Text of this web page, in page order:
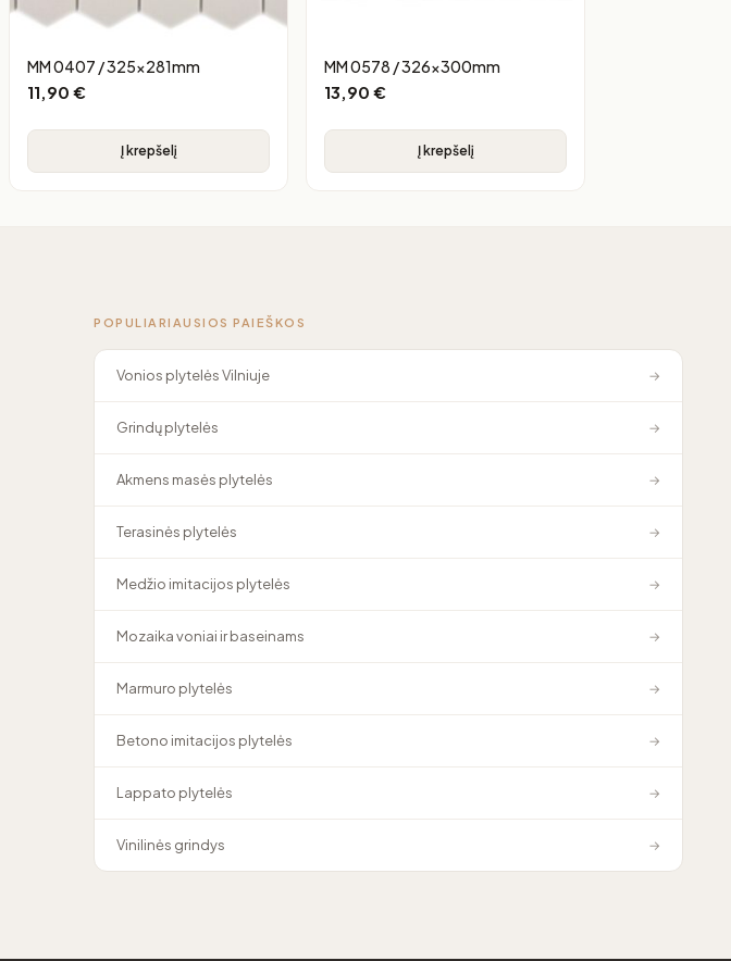
MM 0407 / 325x281mm
11,90 €
Į krepšelį
MM 0578 / 326x300mm
13,90 €
Į krepšelį
POPULIARIAUSIOS PAIEŠKOS
Vonios plytelės Vilniuje →
Grindų plytelės →
Akmens masės plytelės →
Terasinės plytelės →
Medžio imitacijos plytelės →
Mozaika voniai ir baseinams →
Marmuro plytelės →
Betono imitacijos plytelės →
Lappato plytelės →
Vinilinės grindys →